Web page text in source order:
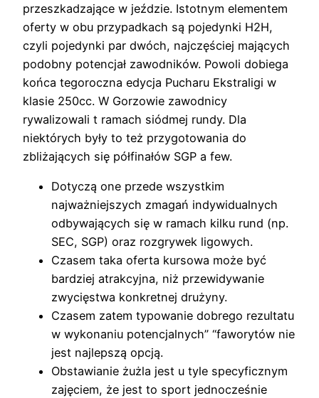
przeszkadzające w jeździe. Istotnym elementem
oferty w obu przypadkach są pojedynki H2H,
czyli pojedynki par dwóch, najczęściej mających
podobny potencjał zawodników. Powoli dobiega
końca tegoroczna edycja Pucharu Ekstraligi w
klasie 250cc. W Gorzowie zawodnicy
rywalizowali t ramach siódmej rundy. Dla
niektórych były to też przygotowania do
zbliżających się półfinałów SGP a few.
Dotyczą one przede wszystkim
najważniejszych zmagań indywidualnych
odbywających się w ramach kilku rund (np.
SEC, SGP) oraz rozgrywek ligowych.
Czasem taka oferta kursowa może być
bardziej atrakcyjna, niż przewidywanie
zwycięstwa konkretnej drużyny.
Czasem zatem typowanie dobrego rezultatu
w wykonaniu potencjalnych” “faworytów nie
jest najlepszą opcją.
Obstawianie żużla jest u tyle specyficznym
zajęciem, że jest to sport jednocześnie